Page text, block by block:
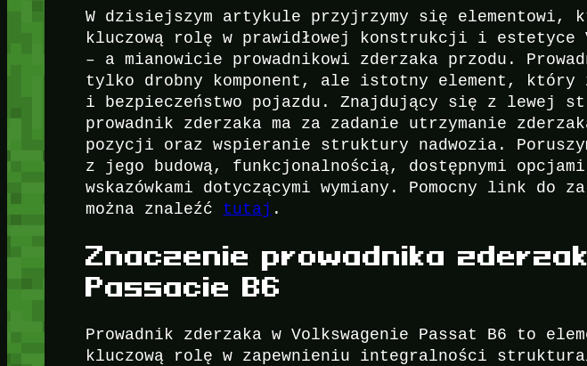
W dzisiejszym artykule przyjrzymy się elementowi,
kluczową rolę w prawidłowej konstrukcji i estetyce
– a mianowicie prowadnikowi zderzaka przodu.
tylko drobny komponent, ale istotny element, który
i bezpieczeństwo pojazdu. Znajdujący się z lewej
prowadnik zderzaka ma za zadanie utrzymanie
pozycji oraz wspieranie struktury nadwozia.
z jego budową, funkcjonalnością, dostępnymi
wskazówkami dotyczącymi wymiany. Pomocny link do
można znaleźć tutaj .
Znaczenie prowadnika
Passacie B6
Prowadnik zderzaka w Volkswagenie Passat B6 to
kluczową rolę w zapewnieniu integralności